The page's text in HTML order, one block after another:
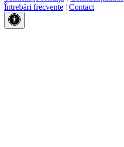
Întrebări frecvente | Contact